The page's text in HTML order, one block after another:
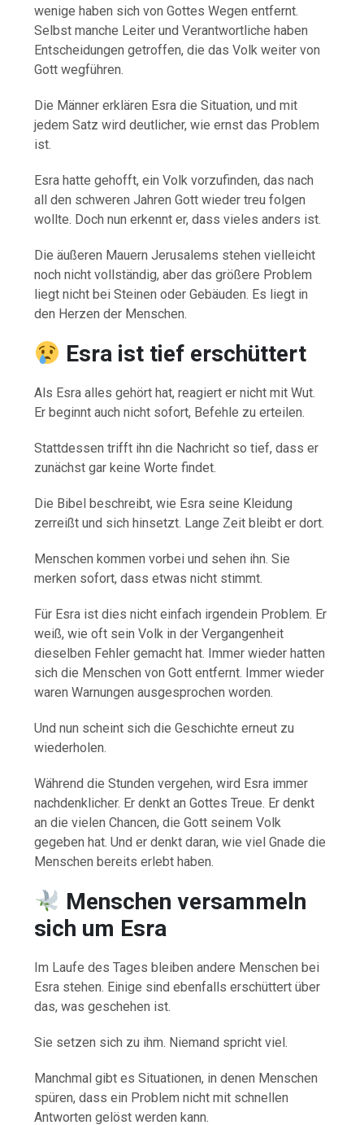
wenige haben sich von Gottes Wegen entfernt.
Selbst manche Leiter und Verantwortliche haben
Entscheidungen getroffen, die das Volk weiter von
Gott wegführen.
Die Männer erklären Esra die Situation, und mit
jedem Satz wird deutlicher, wie ernst das Problem
ist.
Esra hatte gehofft, ein Volk vorzufinden, das nach
all den schweren Jahren Gott wieder treu folgen
wollte. Doch nun erkennt er, dass vieles anders ist.
Die äußeren Mauern Jerusalems stehen vielleicht
noch nicht vollständig, aber das größere Problem
liegt nicht bei Steinen oder Gebäuden. Es liegt in
den Herzen der Menschen.
Esra ist tief erschüttert
Als Esra alles gehört hat, reagiert er nicht mit Wut.
Er beginnt auch nicht sofort, Befehle zu erteilen.
Stattdessen trifft ihn die Nachricht so tief, dass er
zunächst gar keine Worte findet.
Die Bibel beschreibt, wie Esra seine Kleidung
zerreißt und sich hinsetzt. Lange Zeit bleibt er dort.
Menschen kommen vorbei und sehen ihn. Sie
merken sofort, dass etwas nicht stimmt.
Für Esra ist dies nicht einfach irgendein Problem. Er
weiß, wie oft sein Volk in der Vergangenheit
dieselben Fehler gemacht hat. Immer wieder hatten
sich die Menschen von Gott entfernt. Immer wieder
waren Warnungen ausgesprochen worden.
Und nun scheint sich die Geschichte erneut zu
wiederholen.
Während die Stunden vergehen, wird Esra immer
nachdenklicher. Er denkt an Gottes Treue. Er denkt
an die vielen Chancen, die Gott seinem Volk
gegeben hat. Und er denkt daran, wie viel Gnade die
Menschen bereits erlebt haben.
Menschen versammeln
sich um Esra
Im Laufe des Tages bleiben andere Menschen bei
Esra stehen. Einige sind ebenfalls erschüttert über
das, was geschehen ist.
Sie setzen sich zu ihm. Niemand spricht viel.
Manchmal gibt es Situationen, in denen Menschen
spüren, dass ein Problem nicht mit schnellen
Antworten gelöst werden kann.